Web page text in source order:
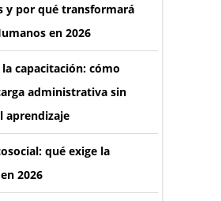
y por qué transformará
en 2026
capacitación: cómo
administrativa sin
aprendizaje
qué exige la
2026